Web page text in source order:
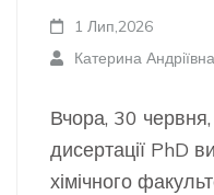
1 Лип,2026
Катерина
Вчора, 30 червня,
дисертації PhD
хімічного